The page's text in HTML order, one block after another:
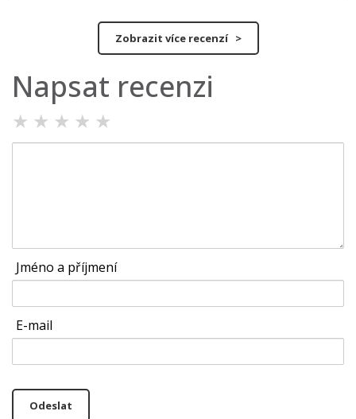
Zobrazit více recenzí >
Napsat recenzi
★ ★ ★ ★ ★
Jméno a příjmení
E-mail
Odeslat